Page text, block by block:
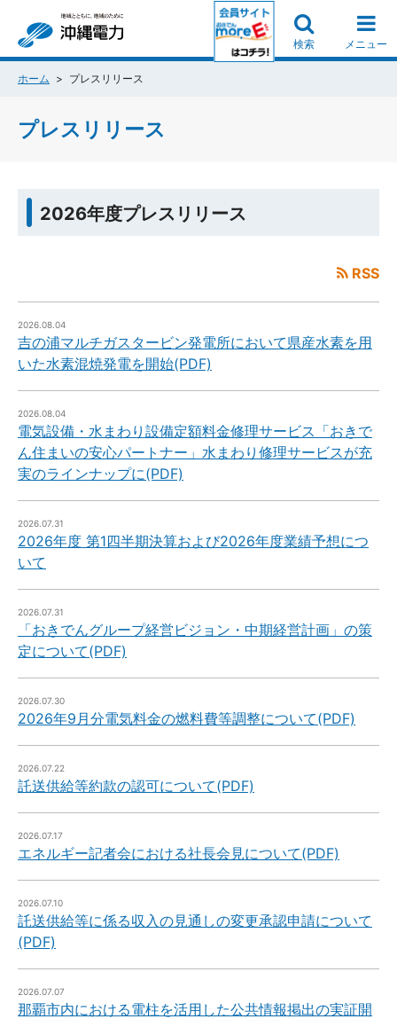
検索 メニュー
ホーム プレスリリース
プレスリリース
2026年度プレスリリース
RSS
2026.08.04
吉の浦マルチガスタービン発電所において県産水素を用
いた水素混焼発電を開始(PDF)
2026.08.04
電気設備・水まわり設備定額料金修理サービス「おきで
ん住まいの安心パートナー」水まわり修理サービスが充
実のラインナップに(PDF)
2026.07.31
2026年度 第1四半期決算および2026年度業績予想につ
いて
2026.07.31
「おきでんグループ経営ビジョン・中期経営計画」の策
定について(PDF)
2026.07.30
2026年9月分電気料金の燃料費等調整について(PDF)
2026.07.22
託送供給等約款の認可について(PDF)
2026.07.17
エネルギー記者会における社長会見について(PDF)
2026.07.10
託送供給等に係る収入の見通しの変更承認申請について
(PDF)
2026.07.07
那覇市内における電柱を活用した公共情報掲出の実証開